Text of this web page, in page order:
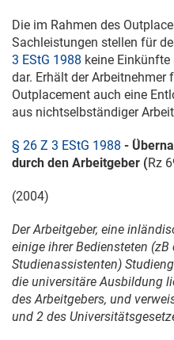
Die im Rahmen des
Sachleistungen stellen für
3 EStG 1988 keine
dar. Erhält der Arbeitnehmer
Outplacement auch eine
aus nichtselbständiger
§ 26 Z 3 EStG 1988 -
durch den Arbeitgeber (Rz
(2004)
Der Arbeitgeber, eine
einige ihrer Bediensteten
Studienassistenten)
die universitäre Ausbildung
des Arbeitgebers, und
und 2 des